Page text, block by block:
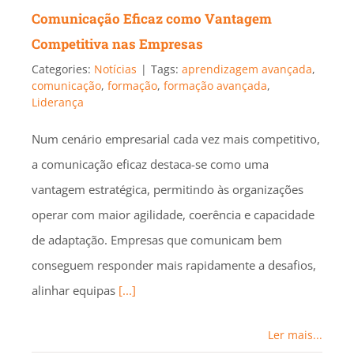
Comunicação Eficaz como Vantagem
Competitiva nas Empresas
Categories: Notícias | Tags: aprendizagem avançada,
comunicação, formação, formação avançada,
Liderança
Num cenário empresarial cada vez mais competitivo,
a comunicação eficaz destaca-se como uma
vantagem estratégica, permitindo às organizações
operar com maior agilidade, coerência e capacidade
de adaptação. Empresas que comunicam bem
conseguem responder mais rapidamente a desafios,
alinhar equipas [...]
Ler mais...